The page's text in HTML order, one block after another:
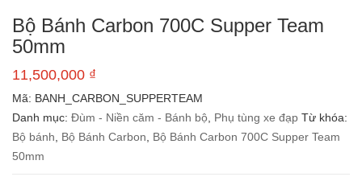
Bộ Bánh Carbon 700C Supper Team
50mm
11,500,000 ₫
Mã: BANH_CARBON_SUPPERTEAM
Danh mục: Đùm - Niền căm - Bánh bộ Phụ tùng xe đạp Từ khóa:
Bộ bánh
Bộ Bánh Carbon
Bộ Bánh Carbon 700C Supper Team
50mm